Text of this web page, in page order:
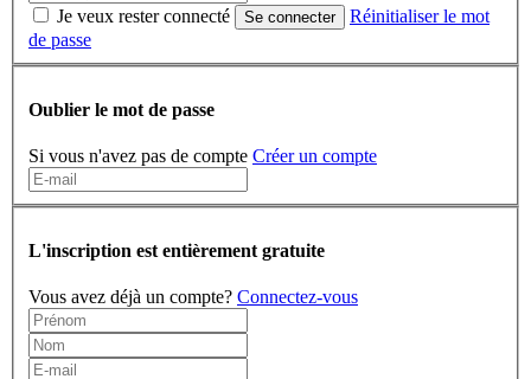
Je veux rester connecté Se connecter
Réinitialiser le mot
de passe
Oublier le mot de passe
Si vous n'avez pas de compte Créer un compte
L'inscription est entièrement gratuite
Vous avez déjà un compte? Connectez-vous